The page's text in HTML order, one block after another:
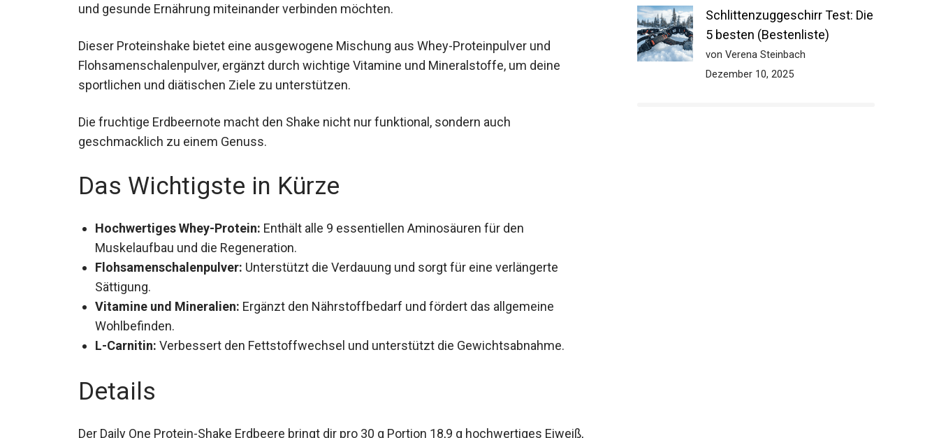
und gesunde Ernährung miteinander verbinden möchten.
Dieser Proteinshake bietet eine ausgewogene Mischung aus Whey-Proteinpulver und
Flohsamenschalenpulver, ergänzt durch wichtige Vitamine und Mineralstoffe, um deine
sportlichen und diätischen Ziele zu unterstützen.
Die fruchtige Erdbeernote macht den Shake nicht nur funktional, sondern auch
geschmacklich zu einem Genuss.
Das Wichtigste in Kürze
Hochwertiges Whey-Protein: Enthält alle 9 essentiellen Aminosäuren für den
Muskelaufbau und die Regeneration.
Flohsamenschalenpulver: Unterstützt die Verdauung und sorgt für eine verlängerte
Sättigung.
Vitamine und Mineralien: Ergänzt den Nährstoffbedarf und fördert das allgemeine
Wohlbefinden.
L-Carnitin: Verbessert den Fettstoffwechsel und unterstützt die Gewichtsabnahme.
Details
Der Daily One Protein-Shake Erdbeere bringt dir pro 30 g Portion 18,9 g hochwertiges Eiweiß,
Schlittenzuggeschirr Test: Die
5 besten (Bestenliste)
von Verena Steinbach
Dezember 10, 2025